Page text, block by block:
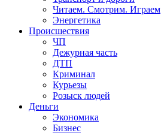
Читаем. Смотрим. Играем
Энергетика
Происшествия
ЧП
Дежурная часть
ДТП
Криминал
Курьезы
Розыск людей
Деньги
Экономика
Бизнес